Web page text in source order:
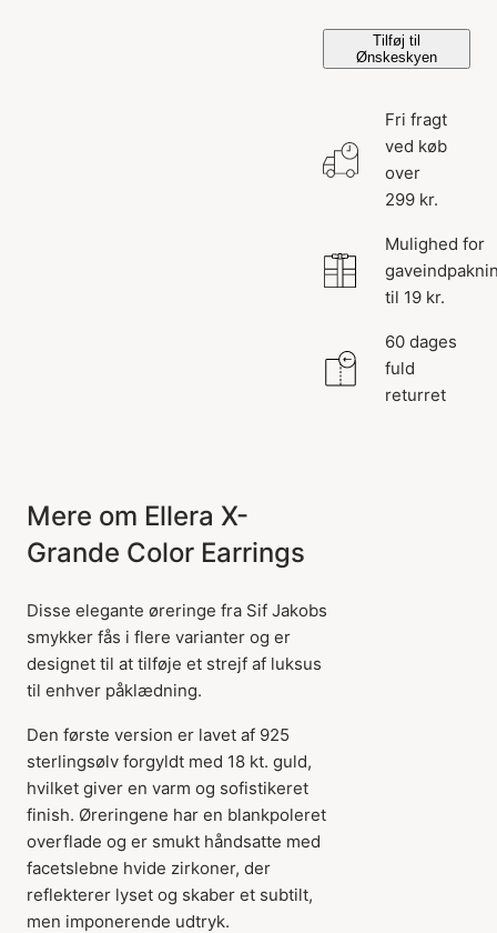
Tilføj til
Ønskeskyen
Fri fragt
ved køb
over
299 kr.
Mulighed for
til 19 kr.
60 dages
fuld
returret
Mere om Ellera X-
Grande Color Earrings
Disse elegante øreringe fra Sif Jakobs
smykker fås i flere varianter og er
designet til at tilføje et strejf af luksus
til enhver påklædning.
Den første version er lavet af 925
sterlingsølv forgyldt med 18 kt. guld,
hvilket giver en varm og sofistikeret
finish. Øreringene har en blankpoleret
overflade og er smukt håndsatte med
facetslebne hvide zirkoner, der
reflekterer lyset og skaber et subtilt,
men imponerende udtryk.